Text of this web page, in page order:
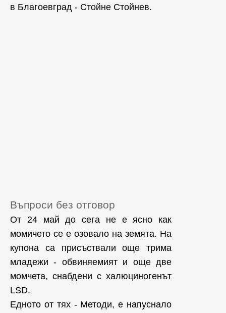
в Благоевград - Стойне Стойнев.
Въпроси без отговор
От 24 май до сега не е ясно как
момичето се е озовало на земята. На
купона са присъствали още трима
младежи - обвиняемият и още две
момчета, снабдени с халюциногенът
LSD.
Едното от тях - Методи, е напуснало